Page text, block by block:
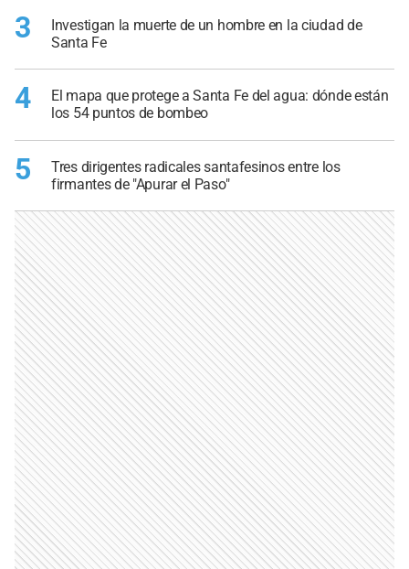
3
Investigan la muerte de un hombre en la ciudad de
Santa Fe
4
El mapa que protege a Santa Fe del agua: dónde están
los 54 puntos de bombeo
5
Tres dirigentes radicales santafesinos entre los
firmantes de "Apurar el Paso"